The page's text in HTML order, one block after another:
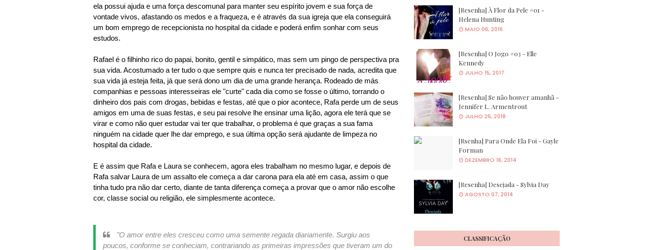
ela possui ajuda e uma força descomunal para manter seu espírito jovem e sua força de
vontade vivos, afastando os medos e a fraqueza, e é através da sua igreja que ela conseguirá
um bom emprego de recepcionista no hospital da cidade e poderá enfim sonhar com seus
estudos.
Rafael é o filhinho rico do papai, bonito, gentil e simpático, mas sem um pingo de perspectiva pra
sua vida. Acostumado a ter tudo o que sempre quis e nunca ter precisado de nada, acredita que
sua vida já esteja feita, já que será dono um dia de uma grande herança. Rodeado de más
companhias e pessoas interesseiras ele "curte" cada dia como se fosse o último, torrando o
dinheiro dos pais com drogas, bebidas e festas, até que o pior acontece, Rafa perde um de seus
amigos em uma de suas festas, e seu pai resolve lhe ensinar uma lição, agora ele terá que se
virar e como não quer estudar vai ter que trabalhar, o problema é que graças a sua fama
ninguém na cidade quer lhe dar emprego, e sua última opção será ajudante de limpeza no
hospital da cidade.
E é assim que Rafa e Laura se conhecem, agora eles trabalham no mesmo lugar, e depois de
Rafa salvar Laura de um assalto ele começa a dar carona para ela até em casa, assim o que
tinha tudo pra não dar certo, diante de tanta diferença começa a provar que o amor não escolhe
cor, classe social ou religião, ele simplesmente acontece.
"O amor entre eles cresceu como uma semente regada diariamente. Surgiu aos
poucos, conforme se conheciam, contrariando as primeiras impressões que tiveram um do
[Resenha] À Flor da Pele #01 -
Helena Hunting
MAIO 06, 2016
[Resenha] O Jogo #03 - Elle
Kennedy
JULHO 15, 2017
[Resenha] Se não houver amanhã -
Jennifer L. Armentrout
JULHO 25, 2018
[Rsenha] Para Onde Ela Foi - Gayle
Forman
DEZEMBRO 16, 2014
[Resenha] Desejada - Sylvia Day
AGOSTO 07, 2014
CLASSIFICAÇÃO